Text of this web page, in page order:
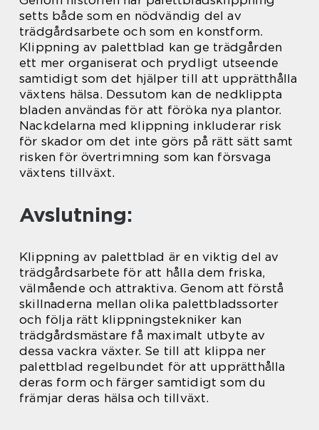
setts både som en nödvändig del av
trädgårdsarbete och som en konstform.
Klippning av palettblad kan ge trädgården
ett mer organiserat och prydligt utseende
samtidigt som det hjälper till att upprätthålla
växtens hälsa. Dessutom kan de nedklippta
bladen användas för att föröka nya plantor.
Nackdelarna med klippning inkluderar risk
för skador om det inte görs på rätt sätt samt
risken för övertrimning som kan försvaga
växtens tillväxt.
Avslutning:
Klippning av palettblad är en viktig del av
trädgårdsarbete för att hålla dem friska,
välmående och attraktiva. Genom att förstå
skillnaderna mellan olika palettbladssorter
och följa rätt klippningstekniker kan
trädgårdsmästare få maximalt utbyte av
dessa vackra växter. Se till att klippa ner
palettblad regelbundet för att upprätthålla
deras form och färger samtidigt som du
främjar deras hälsa och tillväxt.